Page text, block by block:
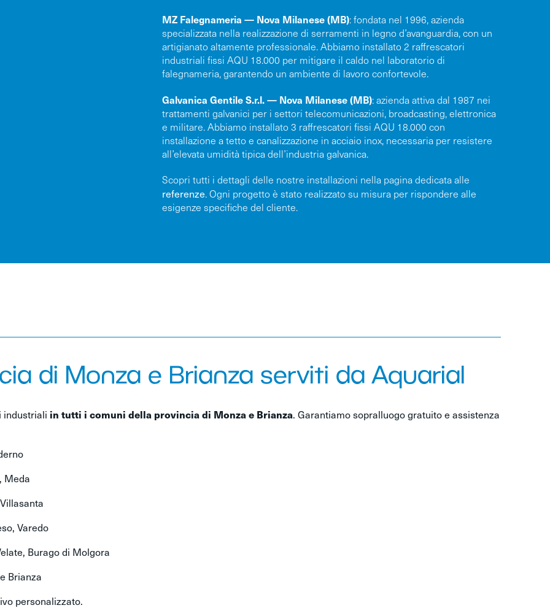
MZ Falegnameria — Nova Milanese (MB): fondata nel 1996, azienda
specializzata nella realizzazione di serramenti in legno d’avanguardia, con un
artigianato altamente professionale. Abbiamo installato 2 raffrescatori
industriali fissi AQU 18.000 per mitigare il caldo nel laboratorio di
falegnameria, garantendo un ambiente di lavoro confortevole.
Galvanica Gentile S.r.l. — Nova Milanese (MB): azienda attiva dal 1987 nei
trattamenti galvanici per i settori telecomunicazioni, broadcasting, elettronica
e militare. Abbiamo installato 3 raffrescatori fissi AQU 18.000 con
installazione a tetto e canalizzazione in acciaio inox, necessaria per resistere
all’elevata umidità tipica dell’industria galvanica.
Scopri tutti i dettagli delle nostre installazioni nella pagina dedicata alle
referenze. Ogni progetto è stato realizzato su misura per rispondere alle
esigenze specifiche del cliente.
di Monza e Brianza serviti da Aquarial
industriali in tutti i comuni della provincia di Monza e Brianza. Garantiamo sopralluogo gratuito e assistenza
Meda
Varedo
Burago di Molgora
Brianza
personalizzato.